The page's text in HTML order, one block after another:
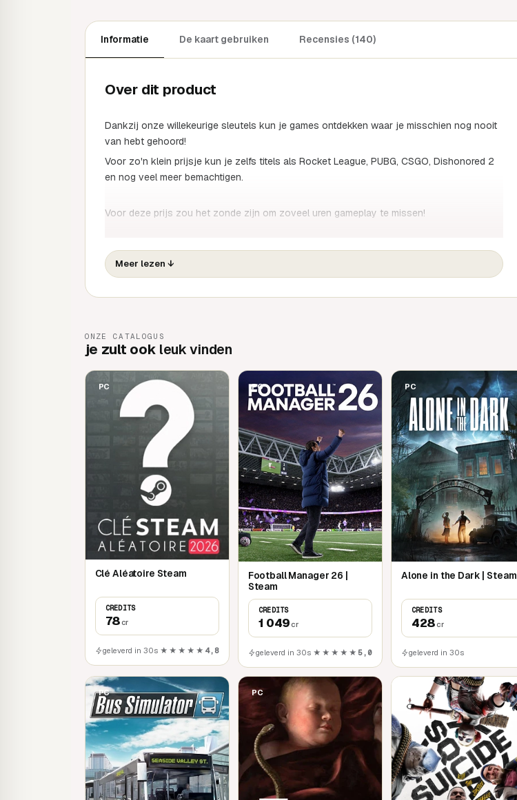
Informatie De kaart gebruiken Recensies (140)
Over dit product
Dankzij onze willekeurige sleutels kun je games ontdekken waar je misschien nog nooit
van hebt gehoord!
Voor zo'n klein prijsje kun je zelfs titels als Rocket League, PUBG, CSGO, Dishonored 2
en nog veel meer bemachtigen.
Voor deze prijs zou het zonde zijn om zoveel uren gameplay te missen!
Alle Premium Keys worden gevalideerd op Steam en kosten over het algemeen tussen
€5 en €20.
/We proberen zoveel mogelijk verschillende games te hebben, maar als je een key krijgt
Engels zijn.
Meer lezen ↓
ONZE CATALOGUS
je zult ook leuk vinden
PC
Clé Aléatoire Steam
CREDITS
78 cr
geleverd in 30s ★★★★★ 4,8
PC
Football Manager 26 |
Steam
CREDITS
1 049 cr
geleverd in 30s ★★★★★ 5,0
PC
Alone in the Dark | Steam
CREDITS
428 cr
geleverd in 30s
PC PC